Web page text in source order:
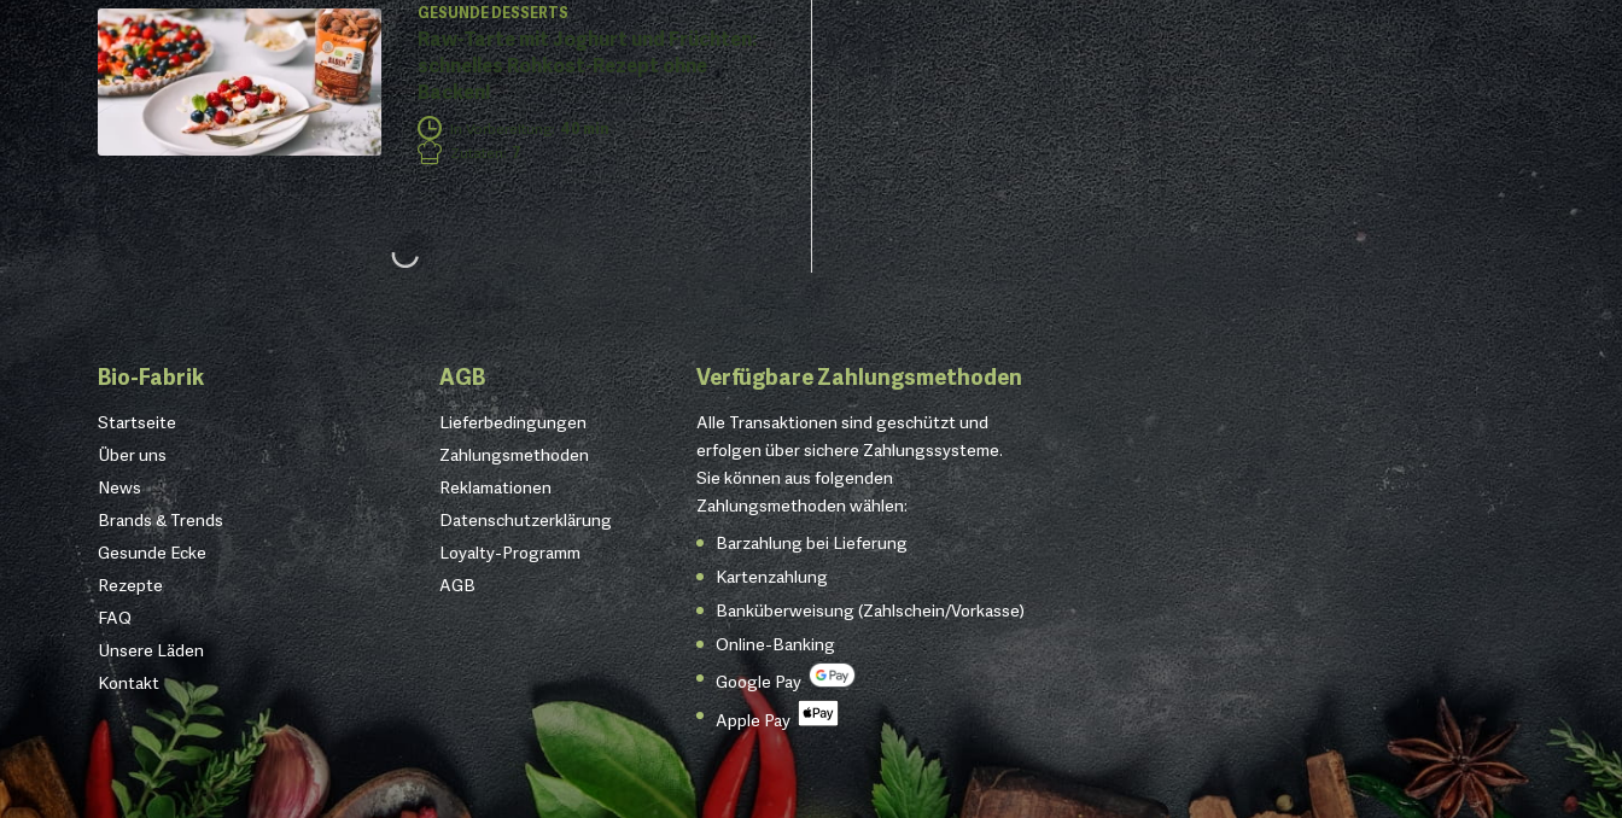
GESUNDE DESSERTS
Raw-Tarte mit Joghurt und Früchten:
schnelles Rohkost-Rezept ohne
Backen!
In Vorbereitung: 40 min
Zutaten: 7
Bio-Fabrik
Startseite
Über uns
News
Brands & Trends
Gesunde Ecke
Rezepte
FAQ
Unsere Läden
Kontakt
AGB
Lieferbedingungen
Zahlungsmethoden
Reklamationen
Datenschutzerklärung
Loyalty-Programm
AGB
Verfügbare Zahlungsmethoden
Alle Transaktionen sind geschützt und
erfolgen über sichere Zahlungssysteme.
Sie können aus folgenden
Zahlungsmethoden wählen:
Barzahlung bei Lieferung
Kartenzahlung
Banküberweisung (Zahlschein/Vorkasse)
Online-Banking
Google Pay
Apple Pay